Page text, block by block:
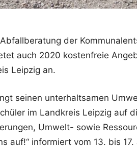
der
auch 2020 kostenfreie
Leipzig an.
seinen unterhaltsamen
im Landkreis Leipzig auf
Umwelt- sowie
auf!“ informiert vom 13. bis